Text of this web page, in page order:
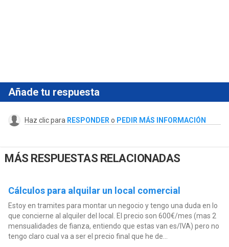
Añade tu respuesta
Haz clic para RESPONDER o PEDIR MÁS INFORMACIÓN
MÁS RESPUESTAS RELACIONADAS
Cálculos para alquilar un local comercial
Estoy en tramites para montar un negocio y tengo una duda en lo
que concierne al alquiler del local. El precio son 600€/mes (mas 2
mensualidades de fianza, entiendo que estas van es/IVA) pero no
tengo claro cual va a ser el precio final que he de...